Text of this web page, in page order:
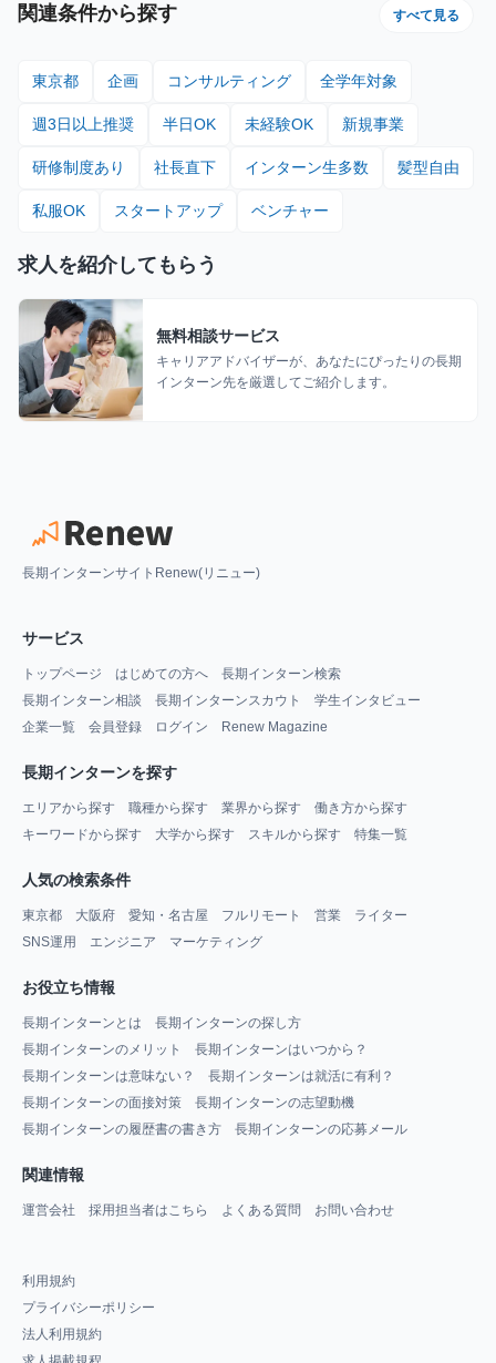
関連条件から探す すべて見る
東京都 企画 コンサルティング 全学年対象
週3日以上推奨 半日OK 未経験OK 新規事業
研修制度あり 社長直下 インターン生多数 髪型自由
私服OK スタートアップ ベンチャー
求人を紹介してもらう
無料相談サービス
キャリアアドバイザーが、あなたにぴったりの長期
インターン先を厳選してご紹介します。
長期インターンサイトRenew(リニュー)
サービス
トップページ はじめての方へ
長期インターン検索
長期インターン相談
長期インターンスカウト
学生インタビュー
企業一覧
会員登録 ログイン Renew Magazine
長期インターンを探す
エリアから探す 職種から探す 業界から探す
働き方から探す
キーワードから探す
大学から探す スキルから探す 特集一覧
人気の検索条件
東京都 大阪府 愛知・名古屋 フルリモート 営業
ライター
SNS運用
エンジニア マーケティング
お役立ち情報
長期インターンとは
長期インターンの探し方
長期インターンのメリット
長期インターンはいつから？
長期インターンは意味ない？
長期インターンは就活に有利？
長期インターンの面接対策
長期インターンの志望動機
長期インターンの履歴書の書き方
長期インターンの応募メール
関連情報
運営会社 採用担当者はこちら よくある質問 お問い合わせ
利用規約
プライバシーポリシー
法人利用規約